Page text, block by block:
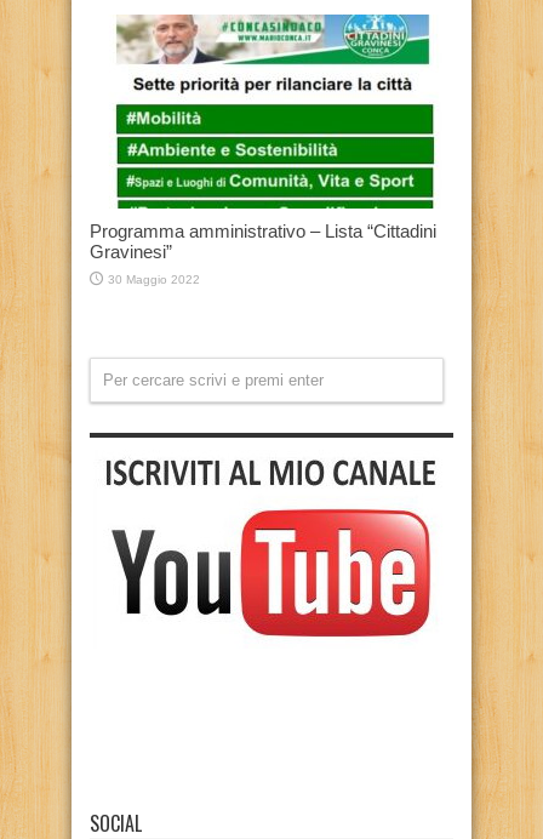
Programma amministrativo – Lista “Cittadini
Gravinesi”
30 Maggio 2022
SOCIAL